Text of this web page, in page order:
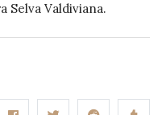
Selva Valdiviana.